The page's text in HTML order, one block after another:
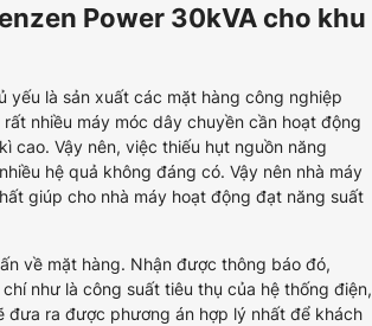
Power 30kVA cho khu
yếu là sản xuất các mặt hàng công nghiệp
nhiều máy móc dây chuyền cần hoạt động
cao. Vậy nên, việc thiếu hụt nguồn năng
hệ quả không đáng có. Vậy nên nhà máy
giúp cho nhà máy hoạt động đạt năng suất
về mặt hàng. Nhận được thông báo đó,
như là công suất tiêu thụ của hệ thống điện,
ra được phương án hợp lý nhất để khách